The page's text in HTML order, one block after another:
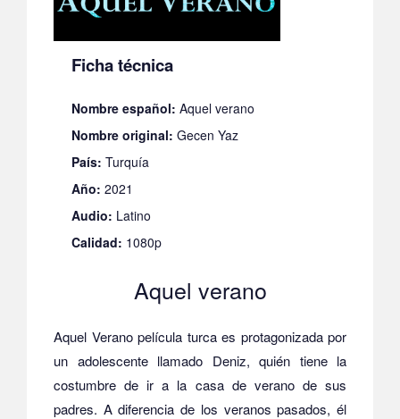
Ficha técnica
Nombre español: Aquel verano
Nombre original: Gecen Yaz
País: Turquía
Año: 2021
Audio: Latino
Calidad: 1080p
Aquel verano
Aquel Verano película turca es protagonizada por
un adolescente llamado Deniz, quién tiene la
costumbre de ir a la casa de verano de sus
padres. A diferencia de los veranos pasados, él